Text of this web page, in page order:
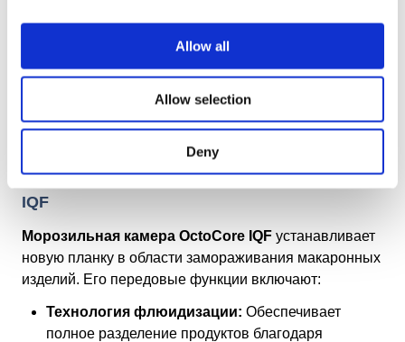
Allow all
Allow selection
Deny
ценность продукта.
OctoCore Solution — морозильная камера
IQF
Морозильная камера OctoCore IQF устанавливает
новую планку в области замораживания макаронных
изделий. Его передовые функции включают:
Технология флюидизации: Обеспечивает
полное разделение продуктов благодаря